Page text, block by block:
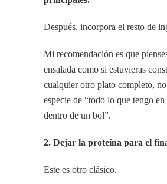
Después, incorpora el resto de
Mi recomendación es que
ensalada como si estuvieras
cualquier otro plato completo,
especie de “todo lo que tengo en
dentro de un bol”.
2. Dejar la proteína para el
Este es otro clásico.